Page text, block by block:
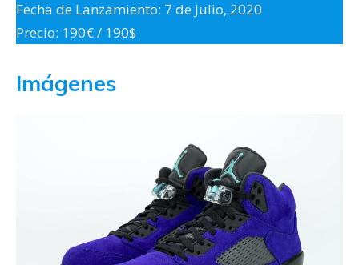
Fecha de Lanzamiento: 7 de Julio, 2020
Precio: 190€ / 190$
Imágenes